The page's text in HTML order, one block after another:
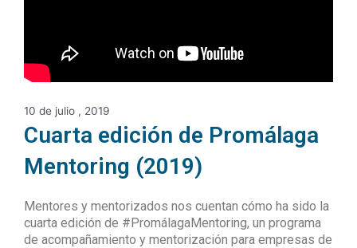
10 de julio , 2019
Cuarta edición de Promálaga
Mentoring (2019)
Mentores y mentorizados nos cuentan cómo ha sido la
cuarta edición de #PromálagaMentoring, un programa
de acompañamiento y mentorización para empresas de